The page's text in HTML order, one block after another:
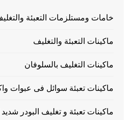
خامات ومستلزمات التعبئة
ماكينات التعبئة والتغليف
ماكينات التغليف بالسلوفان
ماكينات تعبئة سوائل فى عبوات
ماكينات تعبئة و تغليف البودر شديد